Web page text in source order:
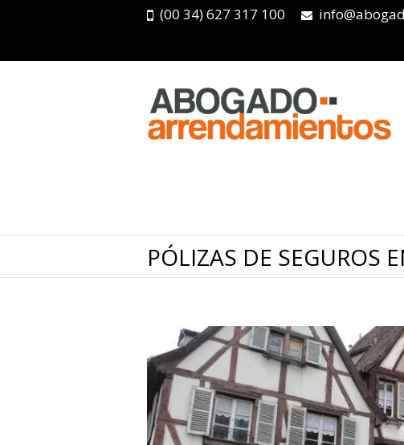
(00 34) 627 317 100
PÓLIZAS DE SEGUROS